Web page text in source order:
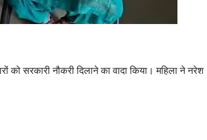
सरकारी नौकरी दिलाने का वादा किया। महिला ने नरेश